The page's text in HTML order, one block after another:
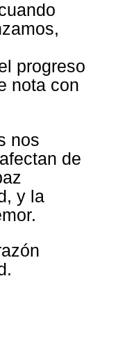
progreso
nota con
nos
de
y la